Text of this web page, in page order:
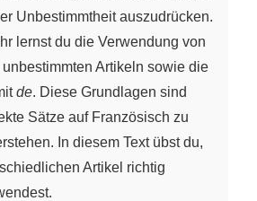
Unbestimmtheit auszudrücken.
lernst du die Verwendung von
Artikeln sowie die
de. Diese Grundlagen sind
Sätze auf Französisch zu
In diesem Text übst du,
Artikel richtig